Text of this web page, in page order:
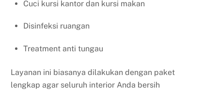
Cuci kursi kantor dan kursi makan
Disinfeksi ruangan
Treatment anti tungau
Layanan ini biasanya dilakukan dengan paket
lengkap agar seluruh interior Anda bersih